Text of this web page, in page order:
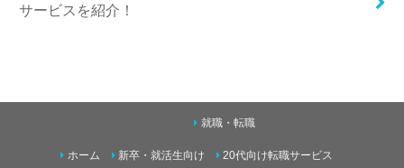
サービスを紹介！
ホーム
就職・転職
新卒・就活生向け 20代向け転職サービス